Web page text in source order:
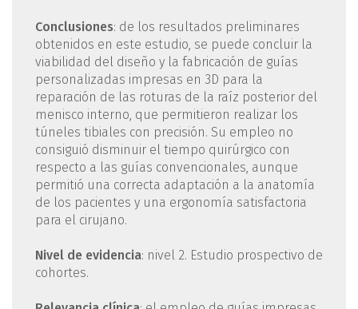
Conclusiones: de los resultados preliminares
obtenidos en este estudio, se puede concluir la
viabilidad del diseño y la fabricación de guías
personalizadas impresas en 3D para la
reparación de las roturas de la raíz posterior del
menisco interno, que permitieron realizar los
túneles tibiales con precisión. Su empleo no
consiguió disminuir el tiempo quirúrgico con
respecto a las guías convencionales, aunque
permitió una correcta adaptación a la anatomía
de los pacientes y una ergonomía satisfactoria
para el cirujano.
Nivel de evidencia: nivel 2. Estudio prospectivo de
cohortes.